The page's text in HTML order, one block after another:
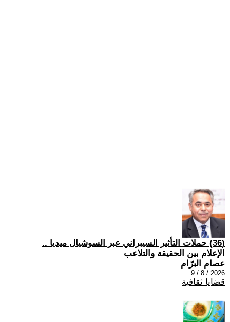
(36) حملات التأثير السيبراني عبر السوشيال ميديا ..
الإعلام بين الحقيقة والتلاعب
عصام البرّام
2026 / 8 / 9
قضايا ثقافية